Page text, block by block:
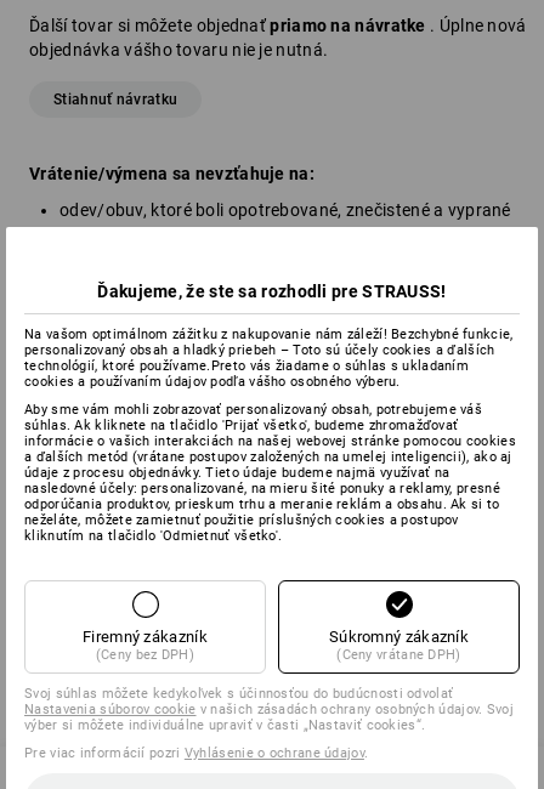
Ďalší tovar si môžete objednaťpriamo na návratke . Úplne nová
objednávka vášho tovaru nie je nutná.
Stiahnuť návratku
Vrátenie/výmena sa nevzťahuje na:
odev/obuv, ktoré boli opotrebované, znečistené a vyprané
špeciálne vyhotovenia (tovar na mieru)
Reklamácia
V prípade, že sa na výrobku objaví chyba, kvôli ktorej ho
ďalej nie je možné plnohodnotne používať, máte právo ho
reklamovať. Po objavení takejto chyby sa na nás môžete
obrátiť prostredníctvom e-mailu s vyplneným
reklamačným formulárom:
Zobraziť reklamačný poriadok
Ďakujeme, že ste sa rozhodli pre STRAUSS!
Na vašom optimálnom zážitku z nakupovanie nám záleží! Bezchybné funkcie,
personalizovaný obsah a hladký priebeh – Toto sú účely cookies a ďalších
technológií, ktoré používame.Preto vás žiadame o súhlas s ukladaním
cookies a používaním údajov podľa vášho osobného výberu.
Aby sme vám mohli zobrazovať personalizovaný obsah, potrebujeme váš
súhlas. Ak kliknete na tlačidlo 'Prijať všetko', budeme zhromažďovať
informácie o vašich interakciách na našej webovej stránke pomocou cookies
a ďalších metód (vrátane postupov založených na umelej inteligencii), ako aj
údaje z procesu objednávky. Tieto údaje budeme najmä využívať na
nasledovné účely: personalizované, na mieru šité ponuky a reklamy, presné
odporúčania produktov, prieskum trhu a meranie reklám a obsahu. Ak si to
neželáte, môžete zamietnuť použitie príslušných cookies a postupov
kliknutím na tlačidlo 'Odmietnuť všetko'.
Firemný zákazník
(Ceny bez DPH)
Súkromný zákazník
(Ceny vrátane DPH)
Svoj súhlas môžete kedykoľvek s účinnosťou do budúcnosti odvolať
Nastavenia súborov cookie v našich zásadách ochrany osobných údajov. Svoj
výber si môžete individuálne upraviť v časti „Nastaviť cookies“.
Pre viac informácií pozri Vyhlásenie o ochrane údajov.